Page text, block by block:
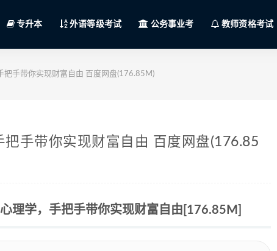
专升本 外语等级考试 公务事业考 教师资格考试
把手带你实现财富自由 百度网盘(176.85M)
手带你实现财富自由 百度网盘(176.85
理学，手把手带你实现财富自由[176.85M]